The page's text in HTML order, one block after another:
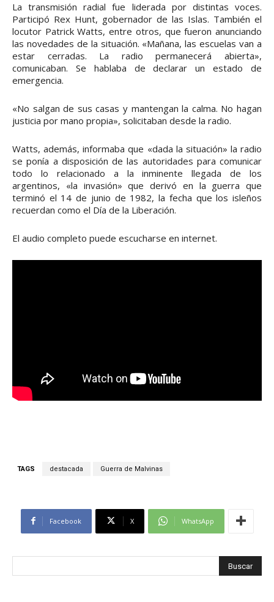
La transmisión radial fue liderada por distintas voces.
Participó Rex Hunt, gobernador de las Islas. También el
locutor Patrick Watts, entre otros, que fueron anunciando
las novedades de la situación. «Mañana, las escuelas van a
estar cerradas. La radio permanecerá abierta»,
comunicaban. Se hablaba de declarar un estado de
emergencia.
«No salgan de sus casas y mantengan la calma. No hagan
justicia por mano propia», solicitaban desde la radio.
Watts, además, informaba que «dada la situación» la radio
se ponía a disposición de las autoridades para comunicar
todo lo relacionado a la inminente llegada de los
argentinos, «la invasión» que derivó en la guerra que
terminó el 14 de junio de 1982, la fecha que los isleños
recuerdan como el Día de la Liberación.
El audio completo puede escucharse en internet.
TAGS destacada Guerra de Malvinas
Facebook X WhatsApp